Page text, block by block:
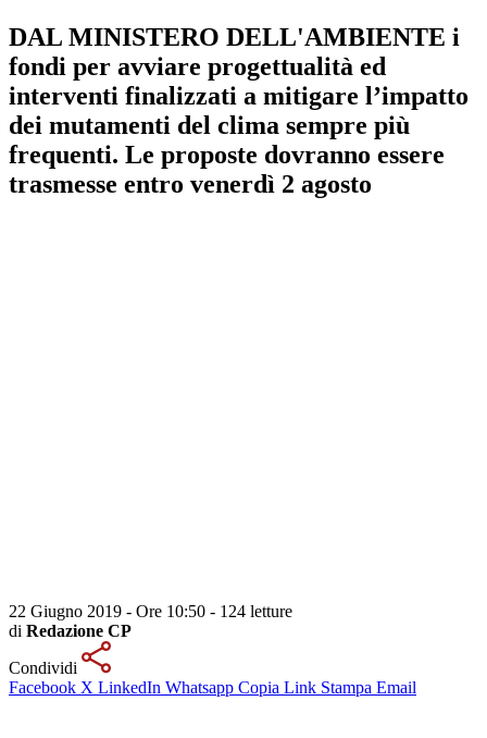
DAL MINISTERO DELL'AMBIENTE i
fondi per avviare progettualità ed
interventi finalizzati a mitigare l’impatto
dei mutamenti del clima sempre più
frequenti. Le proposte dovranno essere
trasmesse entro venerdì 2 agosto
22 Giugno 2019 - Ore 10:50 - 124 letture
di Redazione CP
Condividi
Facebook X LinkedIn Whatsapp Copia Link Stampa Email